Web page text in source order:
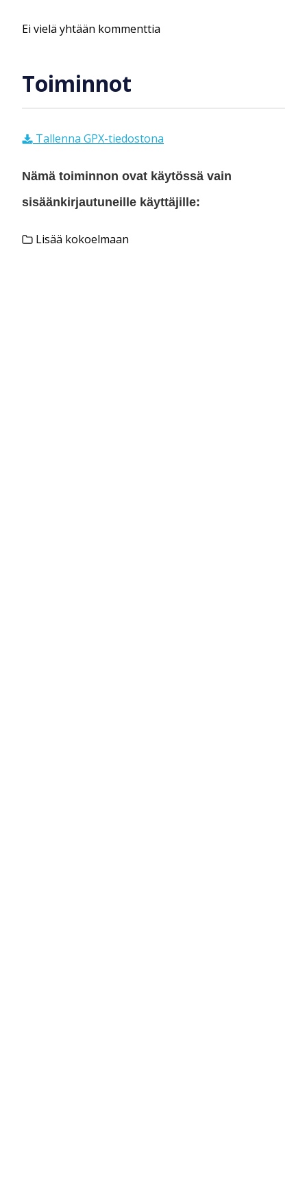
Ei vielä yhtään kommenttia
Toiminnot
Tallenna GPX-tiedostona
Nämä toiminnon ovat käytössä vain
sisäänkirjautuneille käyttäjille:
Lisää kokoelmaan